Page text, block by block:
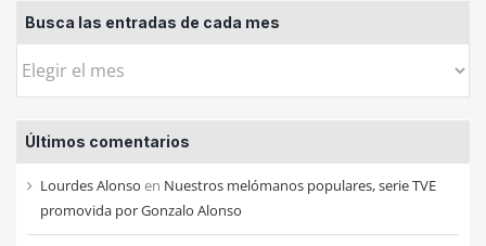
Busca las entradas de cada mes
Busca
entradas
de
cada
mes
Últimos comentarios
Lourdes Alonso en Nuestros melómanos populares, serie TVE
promovida por Gonzalo Alonso